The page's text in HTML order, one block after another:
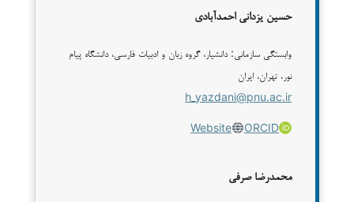
حسین یزدانی احمدآبادی
وابستگی سازمانی: دانشیار، گروه زبان و ادبیات فارسی، دانشگاه پیام
نور، تهران، ایران
h_yazdani@pnu.ac.ir
ORCID
Website
محمدرضا صرفی